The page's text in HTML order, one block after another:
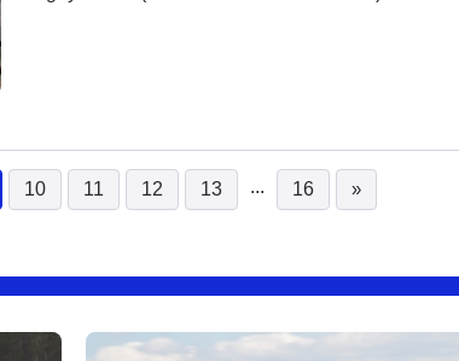
(current)
10 11 12 13 ... 16 »